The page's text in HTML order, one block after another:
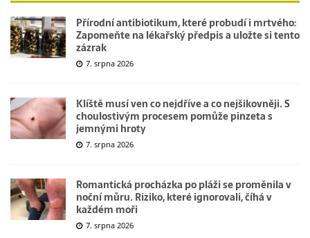
Přírodní antibiotikum, které probudí i mrtvého:
Zapomeňte na lékařský předpis a uložte si tento
zázrak
7. srpna 2026
Klíště musí ven co nejdříve a co nejšikovněji. S
choulostivým procesem pomůže pinzeta s
jemnými hroty
7. srpna 2026
Romantická procházka po pláži se proměnila v
noční můru. Riziko, které ignorovali, číhá v
každém moři
7. srpna 2026